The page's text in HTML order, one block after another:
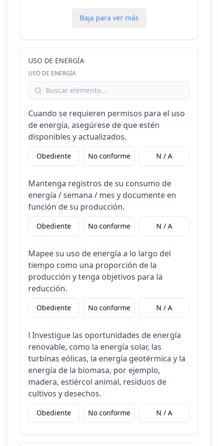
Baja para ver más
USO DE ENERGÍA
USO DE ENERGÍA
Cuando se requieren permisos para el uso
de energía, asegúrese de que estén
disponibles y actualizados.
Obediente No conforme N / A
Mantenga registros de su consumo de
energía / semana / mes y documente en
función de su producción.
Obediente No conforme N / A
Mapee su uso de energía a lo largo del
tiempo como una proporción de la
producción y tenga objetivos para la
reducción.
Obediente No conforme N / A
l Investigue las oportunidades de energía
renovable, como la energía solar, las
turbinas eólicas, la energía geotérmica y la
energía de la biomasa, por ejemplo,
madera, estiércol animal, residuos de
cultivos y desechos.
Obediente No conforme N / A